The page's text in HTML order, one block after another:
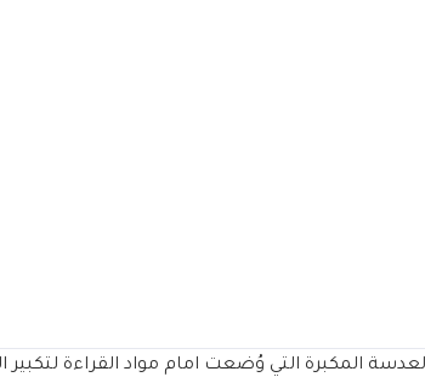
مثل العدسة المكبرة التي وُضعت امام مواد القراءة